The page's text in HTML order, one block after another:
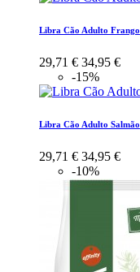
Libra Cão Adulto Frango
29,71 € 34,95 €
-15%
Libra Cão Adulto Salmão
29,71 € 34,95 €
-10%